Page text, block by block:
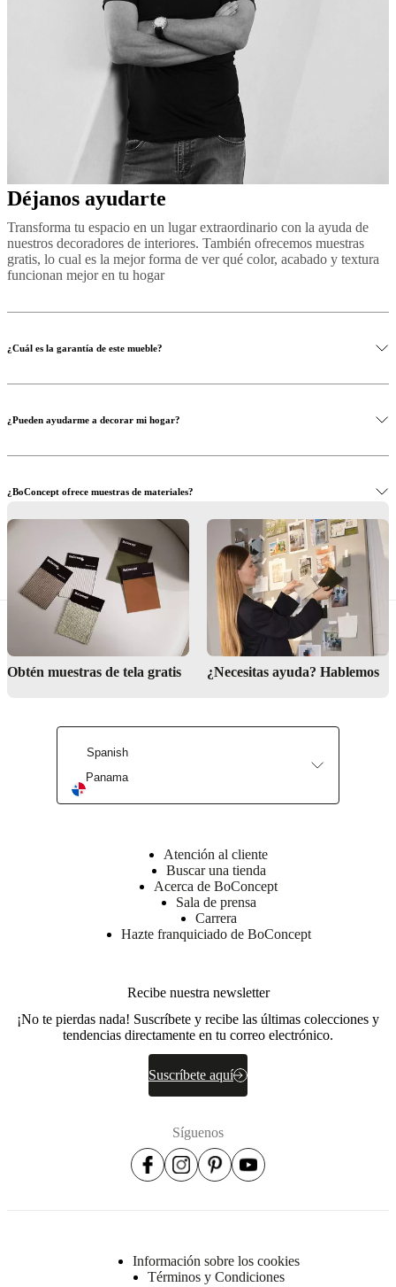
Déjanos ayudarte
Transforma tu espacio en un lugar extraordinario con la ayuda de
nuestros decoradores de interiores. También ofrecemos muestras
gratis, lo cual es la mejor forma de ver qué color, acabado y textura
funcionan mejor en tu hogar
¿Cuál es la garantía de este mueble?
Conoce más
¿Pueden ayudarme a decorar mi hogar?
¿BoConcept ofrece muestras de materiales?
Solicita muestras
¿Dónde puedo ver los muebles físicamente?
Encuentra tu tienda más cercana
Obtén muestras de tela gratis
¿Necesitas ayuda? Hablemos
Spanish
Panama
Atención al cliente
Buscar una tienda
Acerca de BoConcept
Sala de prensa
Carrera
Hazte franquiciado de BoConcept
Recibe nuestra newsletter
¡No te pierdas nada! Suscríbete y recibe las últimas colecciones y
tendencias directamente en tu correo electrónico.
Suscríbete aquí
Síguenos
Información sobre los cookies
Términos y Condiciones